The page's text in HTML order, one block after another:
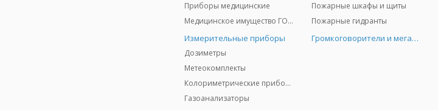
Приборы медицинские
Медицинское имущество ГО и ЧС
Пожарные шкафы и щиты
Пожарные гидранты
Измерительные приборы
Дозиметры
Метеокомплекты
Колориметрические приборы
Газоанализаторы
Громкоговорители и мегафоны